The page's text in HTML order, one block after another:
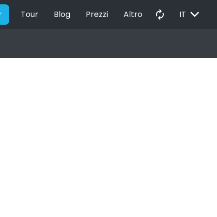
Tour Blog Prezzi Altro autorenew IT EXPAND_MORE